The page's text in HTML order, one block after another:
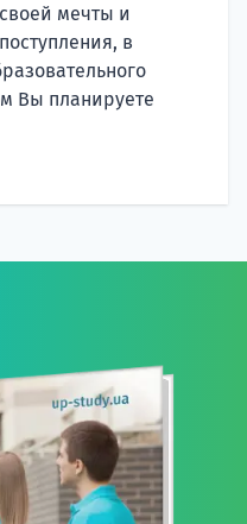
мечты и
в
Вы планируете